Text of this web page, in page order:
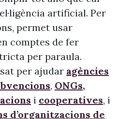
artificial. Per
permet usar
comptes de fer
per paraula.
per ajudar agències
, ONGs,
i cooperatives, i
d’organitzacions de